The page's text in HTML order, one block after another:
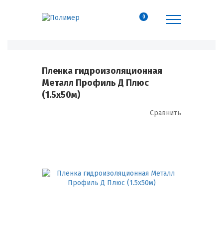
0
Пленка гидроизоляционная
Металл Профиль Д Плюс
(1.5х50м)
Сравнить